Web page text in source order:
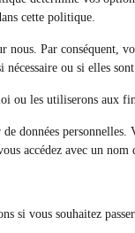
cette politique.
nous. Par conséquent,
ou si elles
ou les utiliserons aux
données
accédez avec un
si vous souhaitez